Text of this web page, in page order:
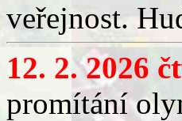
veřejnost.
12. 2. 2026
promítání